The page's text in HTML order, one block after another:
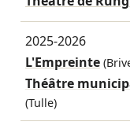
2025-2026
L'Empreinte
Théâtre
(Tulle)